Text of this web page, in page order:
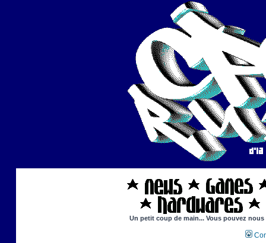
Un petit coup de main... Vous pouvez